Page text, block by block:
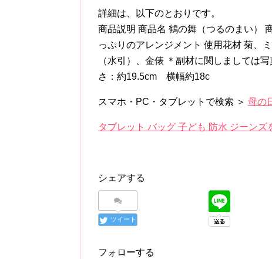
詳細は、以下のとおりです。
商品説明 商品名 鶴の舞（つるのまい）
っぷりのアレンジメント 使用花材 菊、
（水引）、金俵 ＊副材に関しましては
さ：約19.5cm 横幅約18c
スマホ・PC・タブレットで検索 ＞ 母の
タブレット バッグ 子ども 防水 ジーンズ
シェアする
ツイート
フォローする